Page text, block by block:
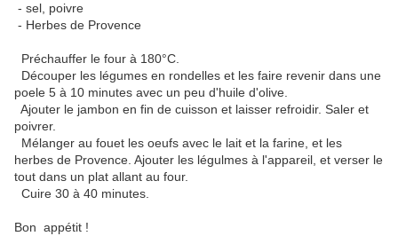
- sel, poivre
- Herbes de Provence
Préchauffer le four à 180°C.
Découper les légumes en rondelles et les faire revenir dans une
poele 5 à 10 minutes avec un peu d'huile d'olive.
Ajouter le jambon en fin de cuisson et laisser refroidir. Saler et
poivrer.
Mélanger au fouet les oeufs avec le lait et la farine, et les
herbes de Provence. Ajouter les légulmes à l'appareil, et verser le
tout dans un plat allant au four.
Cuire 30 à 40 minutes.
Bon appétit !